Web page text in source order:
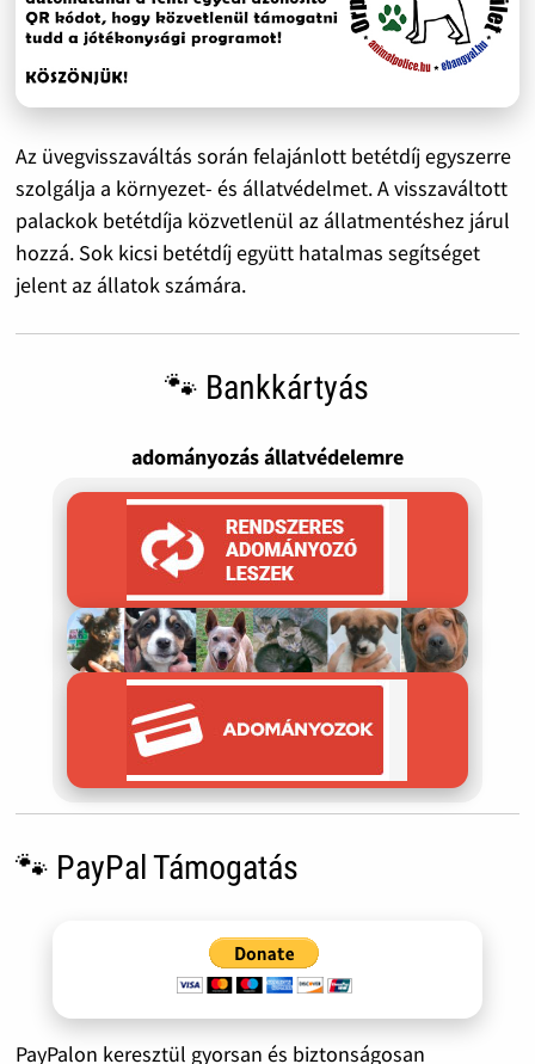
Az üvegvisszaváltás során felajánlott betétdíj egyszerre
szolgálja a környezet- és állatvédelmet. A visszaváltott
palackok betétdíja közvetlenül az állatmentéshez járul
hozzá. Sok kicsi betétdíj együtt hatalmas segítséget
jelent az állatok számára.
🐾 Bankkártyás
adományozás állatvédelemre
🐾 PayPal Támogatás
PayPalon keresztül gyorsan és biztonságosan